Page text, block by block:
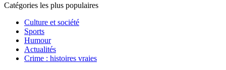
Catégories les plus populaires
Culture et société
Sports
Humour
Actualités
Crime : histoires vraies